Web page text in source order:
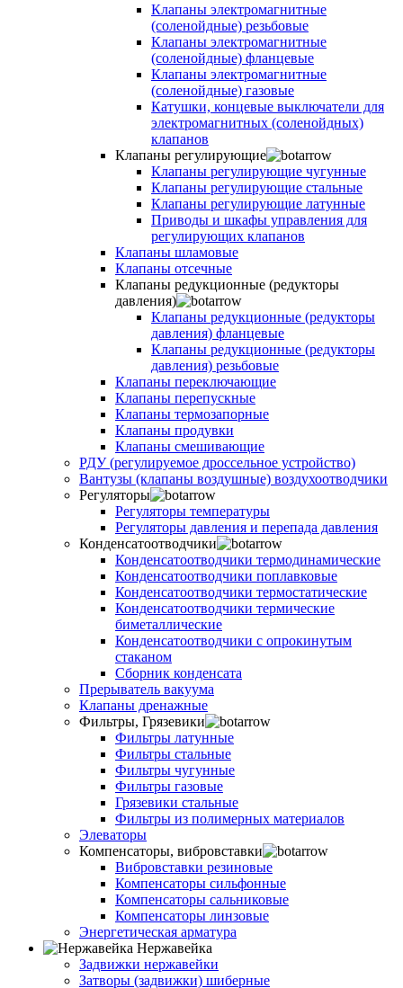
Клапаны электромагнитные
(соленойдные) резьбовые
Клапаны электромагнитные
(соленойдные) фланцевые
Клапаны электромагнитные
(соленойдные) газовые
Катушки, концевые выключатели для
электромагнитных (соленойдных)
клапанов
Клапаны регулирующие
Клапаны регулирующие чугунные
Клапаны регулирующие стальные
Клапаны регулирующие латунные
Приводы и шкафы управления для
регулирующих клапанов
Клапаны шламовые
Клапаны отсечные
Клапаны редукционные (редукторы
давления)
Клапаны редукционные (редукторы
давления) фланцевые
Клапаны редукционные (редукторы
давления) резьбовые
Клапаны переключающие
Клапаны перепускные
Клапаны термозапорные
Клапаны продувки
Клапаны смешивающие
РДУ (регулируемое дроссельное устройство)
Вантузы (клапаны воздушные) воздухоотводчики
Регуляторы
Регуляторы температуры
Регуляторы давления и перепада давления
Конденсатоотводчики
Конденсатоотводчики термодинамические
Конденсатоотводчики поплавковые
Конденсатоотводчики термостатические
Конденсатоотводчики термические
биметаллические
Конденсатоотводчики с опрокинутым
стаканом
Сборник конденсата
Прерыватель вакуума
Клапаны дренажные
Фильтры, Грязевики
Фильтры латунные
Фильтры стальные
Фильтры чугунные
Фильтры газовые
Грязевики стальные
Фильтры из полимерных материалов
Элеваторы
Компенсаторы, вибровставки
Вибровставки резиновые
Компенсаторы сильфонные
Компенсаторы сальниковые
Компенсаторы линзовые
Энергетическая арматура
Нержавейка
Задвижки нержавейки
Затворы (задвижки) шиберные